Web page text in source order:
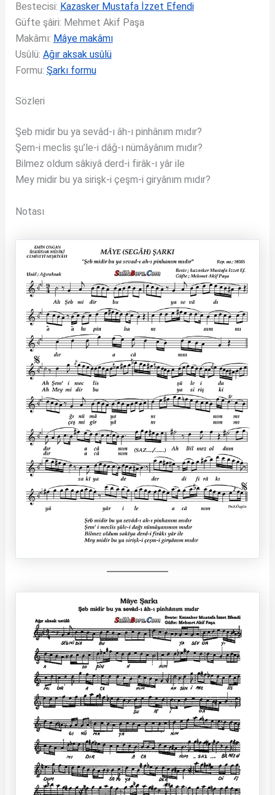
Bestecisi: Kazasker Mustafa İzzet Efendi
Güfte şâiri: Mehmet Akif Paşa
Makâmı: Mâye makâmı
Usûlü: Ağır aksak usûlü
Formu: Şarkı formu
Sözleri
Şeb midir bu ya sevâd-ı âh-ı pinhânım mıdır?
Şem-i meclis şu’le-i dâğ-ı nümâyânım mıdır?
Bilmez oldum sâkiyâ derd-i firâk-ı yâr ile
Mey midir bu ya sirişk-i çeşm-i giryânım mıdır?
Notası